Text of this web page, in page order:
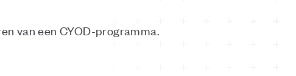
van een CYOD-programma.